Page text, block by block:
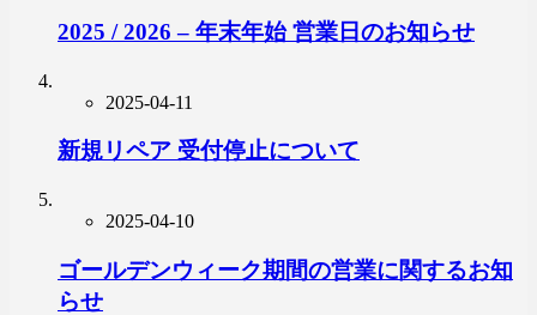
2025 / 2026 – 年末年始 営業日のお知らせ
2025-04-11
新規リペア 受付停止について
2025-04-10
ゴールデンウィーク期間の営業に関するお知
らせ